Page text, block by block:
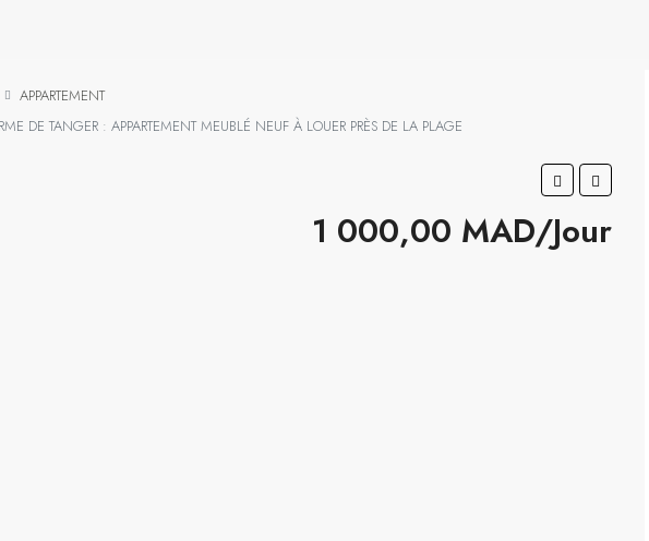
APPARTEMENT
DE TANGER : APPARTEMENT MEUBLÉ NEUF À LOUER PRÈS DE LA PLAGE
1 000,00 MAD/Jour